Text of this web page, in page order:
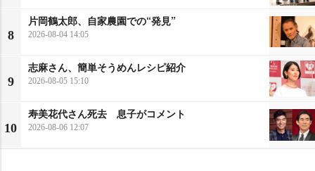
8
片岡鶴太郎、自家農園での“発見”
2026-08-04 14:05
9
志麻さん、簡単そうめんレシピ紹介
2026-08-05 15:10
10
寿美花代さん死去 息子がコメント
2026-08-06 12:07